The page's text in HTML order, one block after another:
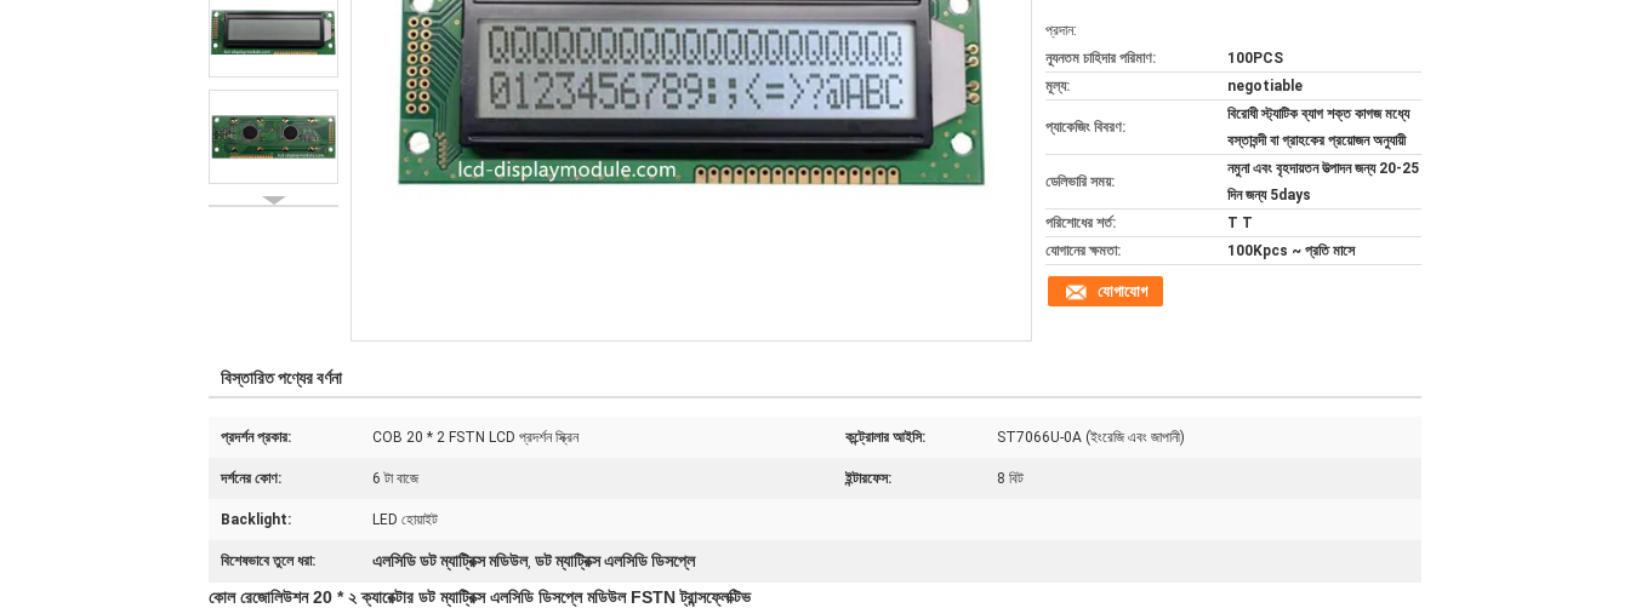
প্রদান:
ন্যূনতম চাহিদার পরিমাণ:
100PCS
মূল্য:
negotiable
প্যাকেজিং বিবরণ:
বিরোধী স্ট্যাটিক ব্যাগ শক্ত কাগজ মধ্যে
বস্তাবন্দী বা গ্রাহকের প্রয়োজন অনুযায়ী
ডেলিভারি সময়:
নমুনা এবং বৃহদায়তন উত্পাদন জন্য 20-25
দিন জন্য 5days
পরিশোধের শর্ত:
T T
যোগানের ক্ষমতা:
100Kpcs ~ প্রতি মাসে
যোগাযোগ
বিস্তারিত পণ্যের বর্ণনা
প্রদর্শন প্রকার: COB 20 * 2 FSTN LCD প্রদর্শন স্ক্রিন কন্ট্রোলার আইসি: ST7066U-0A (ইংরেজি এবং জাপানী)
দর্শনের কোণ: 6 টা বাজে ইন্টারফেস: 8 বিট
Backlight: LED হোয়াইট
বিশেষভাবে তুলে ধরা: এলসিডি ডট ম্যাট্রিক্স মডিউল, ডট ম্যাট্রিক্স এলসিডি ডিসপ্লে
কোল রেজোলিউশন 20 * ২ ক্যারেক্টার ডট ম্যাট্রিক্স এলসিডি ডিসপ্লে মডিউল FSTN ট্রান্সফ্লেক্টিভ